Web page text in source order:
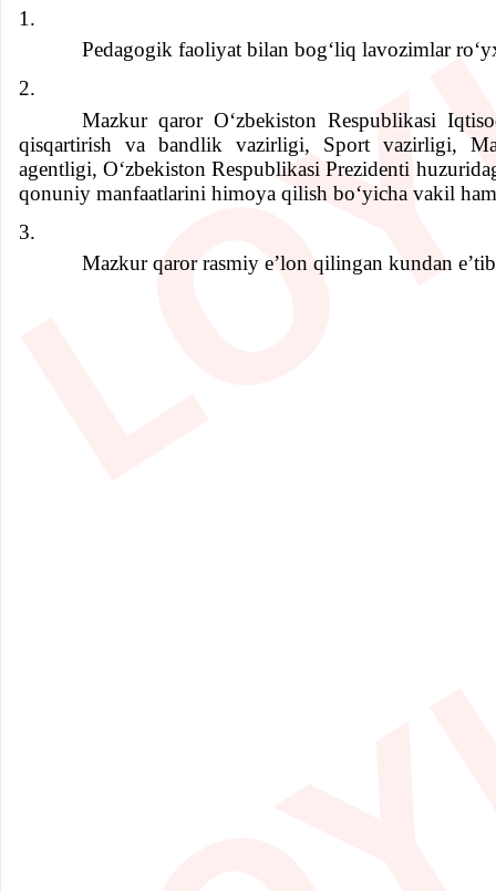
1.
Pedagogik faoliyat bilan bog‘liq lavozimlar
2.
Mazkur qaror O‘zbekiston Respublikasi
qisqartirish va bandlik vazirligi, Sport vazirligi,
agentligi, O‘zbekiston Respublikasi Prezidenti
qonuniy manfaatlarini himoya qilish bo‘yicha vakil
3.
Mazkur qaror rasmiy e’lon qilingan kundan